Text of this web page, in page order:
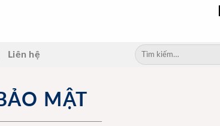
Liên hệ
Tìm
kiếm:
MẬT